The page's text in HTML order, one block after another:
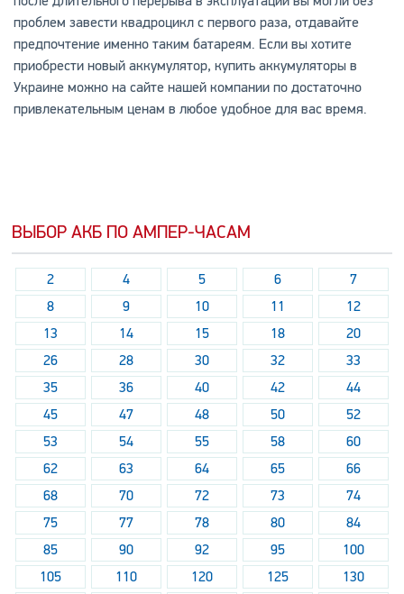
проблем завести квадроцикл с первого раза, отдавайте
предпочтение именно таким батареям. Если вы хотите
приобрести новый аккумулятор, купить аккумуляторы в
Украине можно на сайте нашей компании по достаточно
привлекательным ценам в любое удобное для вас время.
ВЫБОР АКБ ПО АМПЕР-ЧАСАМ
2 4 5 6
7
8
9 10 11
12
13
14 15 18
20
26
28 30 32
33
35
36 40 42
44
45
47 48 50
52
53
54 55 58
60
62
63 64 65
66
68
70 72 73
74
75
77 78 80
84
85
90 92 95
100
105
110 120 125
130